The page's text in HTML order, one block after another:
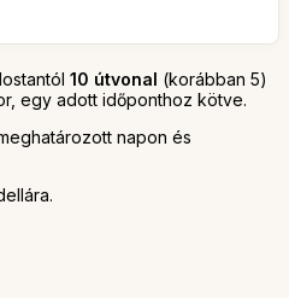
10 útvonal (korábban 5)
egy adott időponthoz kötve.
napon és